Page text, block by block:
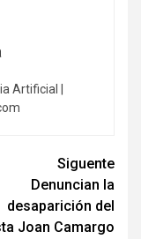
Artificial |
Siguente
Denuncian la
desaparición del
Joan Camargo